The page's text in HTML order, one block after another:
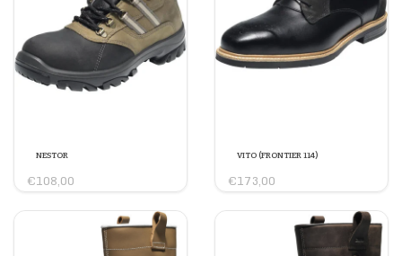
NESTOR
€108,00
VITO (FRONTIER 114)
€173,00